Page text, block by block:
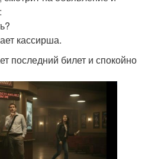
кассирша.
последний билет и спокойно